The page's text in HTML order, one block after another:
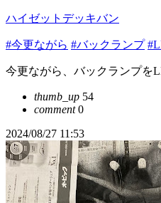
ハイゼットデッキバン
#今更ながら #バックランプ
今更ながら、バックランプを
thumb_up 54
comment0
2024/08/27 11:53